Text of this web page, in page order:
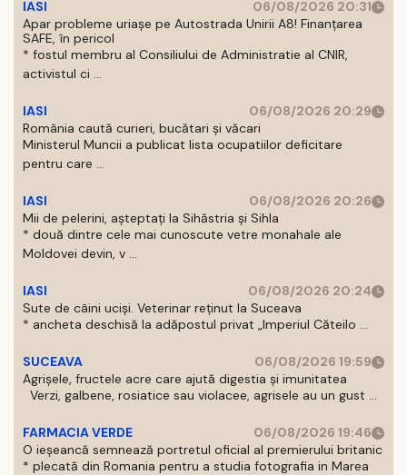
IASI
06/08/2026 20:31
Apar probleme uriașe pe Autostrada Unirii A8! Finanțarea
SAFE, în pericol
* fostul membru al Consiliului de Administratie al CNIR,
activistul ci ...
IASI
06/08/2026 20:29
România caută curieri, bucătari și văcari
Ministerul Muncii a publicat lista ocupatiilor deficitare
pentru care ...
IASI
06/08/2026 20:26
Mii de pelerini, așteptați la Sihăstria și Sihla
* două dintre cele mai cunoscute vetre monahale ale
Moldovei devin, v ...
IASI
06/08/2026 20:24
Sute de câini uciși. Veterinar reținut la Suceava
* ancheta deschisă la adăpostul privat „Imperiul Căteilo ...
SUCEAVA
06/08/2026 19:59
Agrișele, fructele acre care ajută digestia și imunitatea
Verzi, galbene, rosiatice sau violacee, agrisele au un gust ...
FARMACIA VERDE
06/08/2026 19:46
O ieșeancă semnează portretul oficial al premierului britanic
* plecată din Romania pentru a studia fotografia in Marea